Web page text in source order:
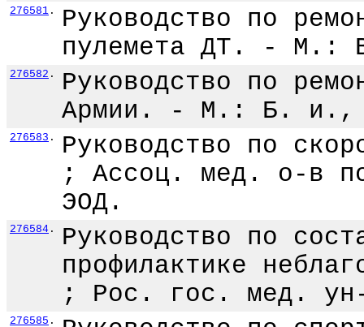
276581 .
Руководство по
пулемета ДТ. - М.:
276582 .
Руководство по
Армии. - М.: Б. и.,
276583 .
Руководство по
; Ассоц. мед. о-в
ЭОД.
276584 .
Руководство по
профилактике
; Рос. гос. мед.
276585 .